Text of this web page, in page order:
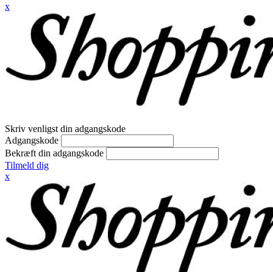
x
Skriv venligst din adgangskode
Adgangskode
Bekræft din adgangskode
Tilmeld dig
x